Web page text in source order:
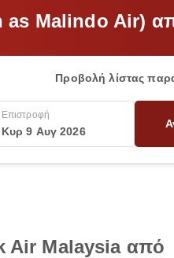
as Malindo Air)
Προβολή λίστας
Επιστροφή
Κυρ 9 Αυγ 2026
Air Malaysia από